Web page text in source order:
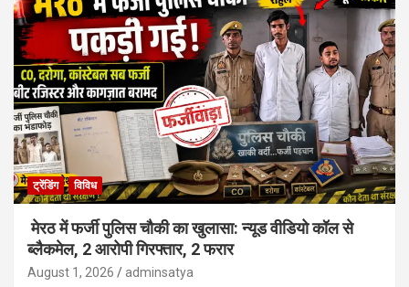
ट्रेंडिंग विविध
मेरठ में फर्जी पुलिस चौकी का खुलासा: न्यूड वीडियो कॉल से
ब्लैकमेल, 2 आरोपी गिरफ्तार, 2 फरार
August 1, 2026 adminsatya